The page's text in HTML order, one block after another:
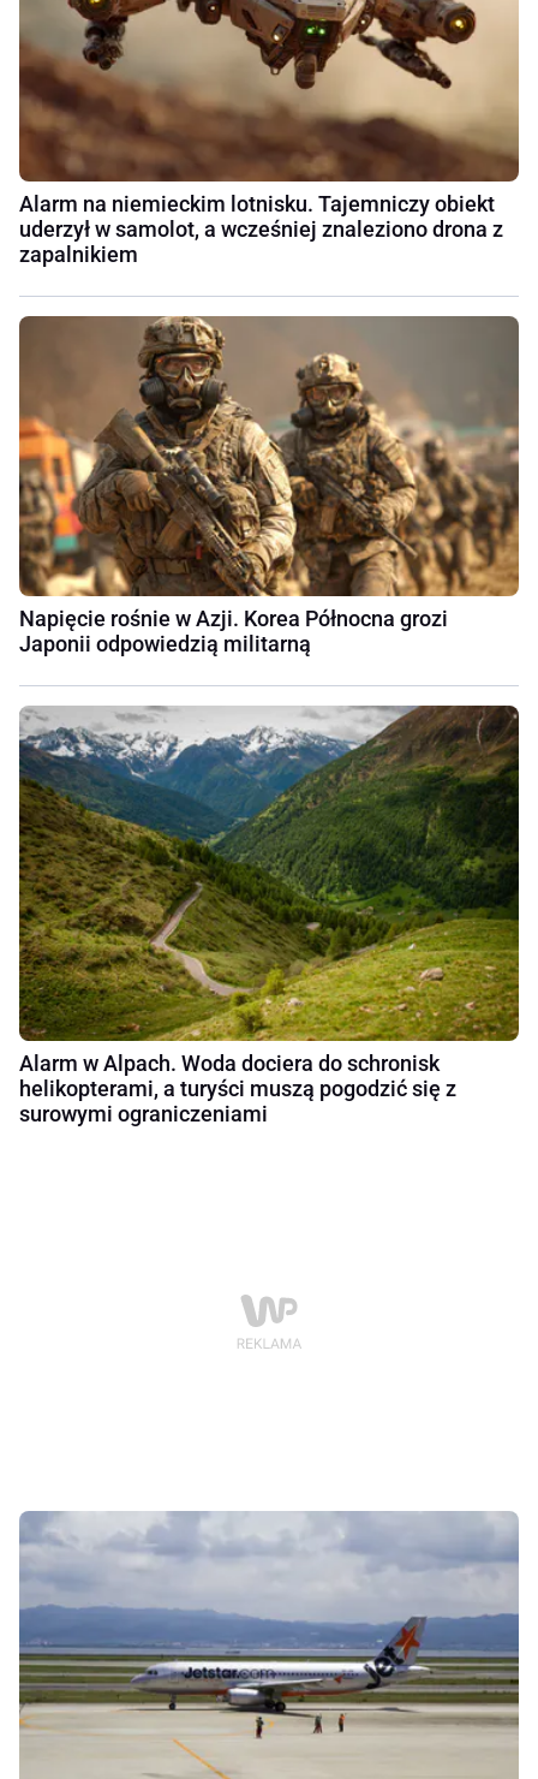
Alarm na niemieckim lotnisku. Tajemniczy obiekt
uderzył w samolot, a wcześniej znaleziono drona z
zapalnikiem
Napięcie rośnie w Azji. Korea Północna grozi
Japonii odpowiedzią militarną
Alarm w Alpach. Woda dociera do schronisk
helikopterami, a turyści muszą pogodzić się z
surowymi ograniczeniami